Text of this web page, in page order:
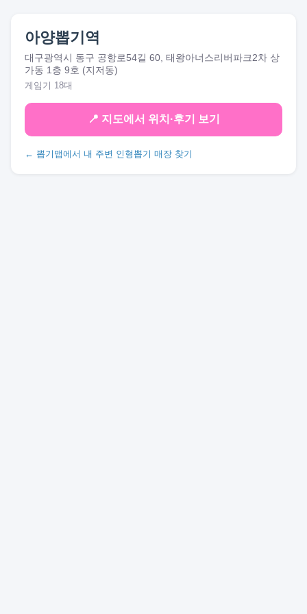
아양뽑기역
대구광역시 동구 공항로54길 60, 태왕아너스리버파크2차 상
가동 1층 9호 (지저동)
게임기 18대
📍 지도에서 위치·후기 보기
← 뽑기맵에서 내 주변 인형뽑기 매장 찾기